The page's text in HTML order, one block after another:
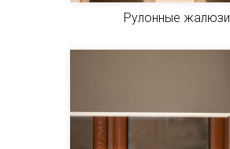
Рулонные жалюзи